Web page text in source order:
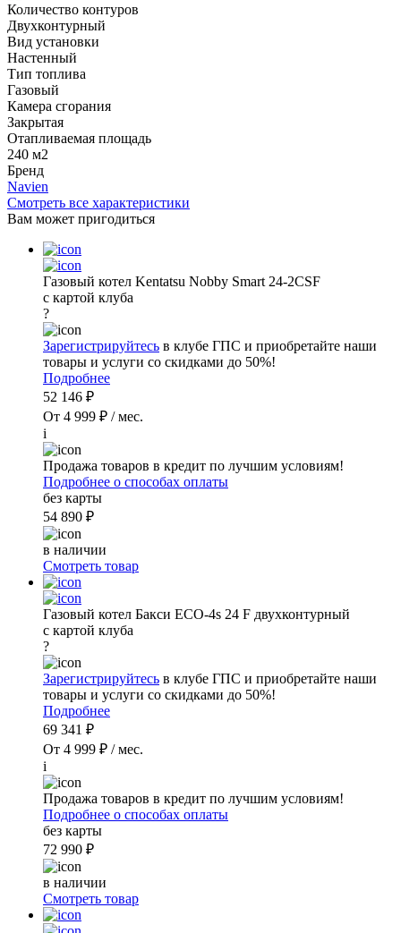
Количество контуров
Двухконтурный
Вид установки
Настенный
Тип топлива
Газовый
Камера сгорания
Закрытая
Отапливаемая площадь
240 м2
Бренд
Navien
Смотреть все характеристики
Вам может пригодиться
Газовый котел Kentatsu Nobby Smart 24-2CSF
с картой клуба
?
Зарегистрируйтесь в клубе ГПС и приобретайте наши
товары и услуги со скидками до 50%!
Подробнее
52 146 ₽
От 4 999 ₽ / мес.
i
Продажа товаров в кредит по лучшим условиям!
Подробнее о способах оплаты
без карты
54 890 ₽
в наличии
Смотреть товар
Газовый котел Бакси ECO-4s 24 F двухконтурный
с картой клуба
?
Зарегистрируйтесь в клубе ГПС и приобретайте наши
товары и услуги со скидками до 50%!
Подробнее
69 341 ₽
От 4 999 ₽ / мес.
i
Продажа товаров в кредит по лучшим условиям!
Подробнее о способах оплаты
без карты
72 990 ₽
в наличии
Смотреть товар